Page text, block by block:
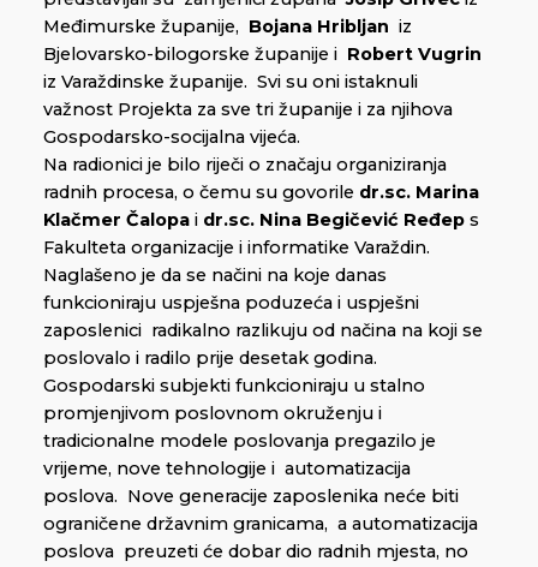
Međimurske županije, Bojana Hribljan iz
Bjelovarsko-bilogorske županije i Robert Vugrin
iz Varaždinske županije. Svi su oni istaknuli
važnost Projekta za sve tri županije i za njihova
Gospodarsko-socijalna vijeća.
Na radionici je bilo riječi o značaju organiziranja
radnih procesa, o čemu su govorile dr.sc. Marina
Klačmer Čalopa i dr.sc. Nina Begičević Ređep s
Fakulteta organizacije i informatike Varaždin.
Naglašeno je da se načini na koje danas
funkcioniraju uspješna poduzeća i uspješni
zaposlenici radikalno razlikuju od načina na koji se
poslovalo i radilo prije desetak godina.
Gospodarski subjekti funkcioniraju u stalno
promjenjivom poslovnom okruženju i
tradicionalne modele poslovanja pregazilo je
vrijeme, nove tehnologije i automatizacija
poslova. Nove generacije zaposlenika neće biti
ograničene državnim granicama, a automatizacija
poslova preuzeti će dobar dio radnih mjesta, no